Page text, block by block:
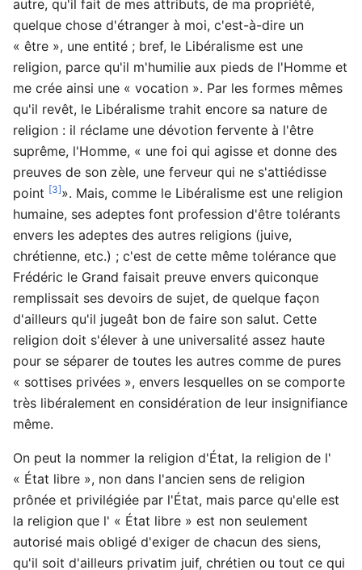
autre, qu'il fait de mes attributs, de ma propriété,
quelque chose d'étranger à moi, c'est-à-dire un
« être », une entité ; bref, le Libéralisme est une
religion, parce qu'il m'humilie aux pieds de l'Homme et
me crée ainsi une « vocation ». Par les formes mêmes
qu'il revêt, le Libéralisme trahit encore sa nature de
religion : il réclame une dévotion fervente à l'être
suprême, l'Homme, « une foi qui agisse et donne des
preuves de son zèle, une ferveur qui ne s'attiédisse
point [3]». Mais, comme le Libéralisme est une religion
humaine, ses adeptes font profession d'être tolérants
envers les adeptes des autres religions (juive,
chrétienne, etc.) ; c'est de cette même tolérance que
Frédéric le Grand faisait preuve envers quiconque
remplissait ses devoirs de sujet, de quelque façon
d'ailleurs qu'il jugeât bon de faire son salut. Cette
religion doit s'élever à une universalité assez haute
pour se séparer de toutes les autres comme de pures
« sottises privées », envers lesquelles on se comporte
très libéralement en considération de leur insignifiance
même.
On peut la nommer la religion d'État, la religion de l'
« État libre », non dans l'ancien sens de religion
prônée et privilégiée par l'État, mais parce qu'elle est
la religion que l' « État libre » est non seulement
autorisé mais obligé d'exiger de chacun des siens,
qu'il soit d'ailleurs privatim juif, chrétien ou tout ce qui